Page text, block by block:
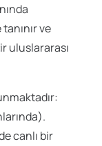
ve
uluslararası
canlı bir